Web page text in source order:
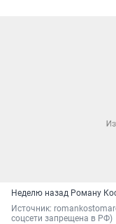
Неделю назад Роману
Источник:
соцсети запрещена в РФ)